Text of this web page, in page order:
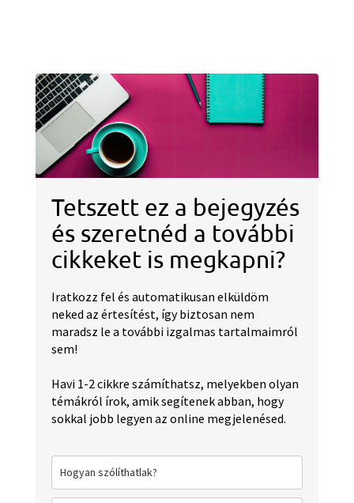
Tetszett ez a bejegyzés
és szeretnéd a további
cikkeket is megkapni?
Iratkozz fel és automatikusan elküldöm
neked az értesítést, így biztosan nem
maradsz le a további izgalmas tartalmaimról
sem!
Havi 1-2 cikkre számíthatsz, melyekben olyan
témákról írok, amik segítenek abban, hogy
sokkal jobb legyen az online megjelenésed.